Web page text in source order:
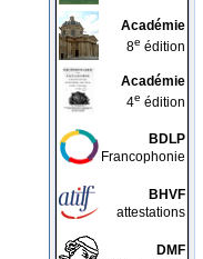
Académie
8e édition
Académie
4e édition
BDLP
Francophonie
BHVF
attestations
DMF